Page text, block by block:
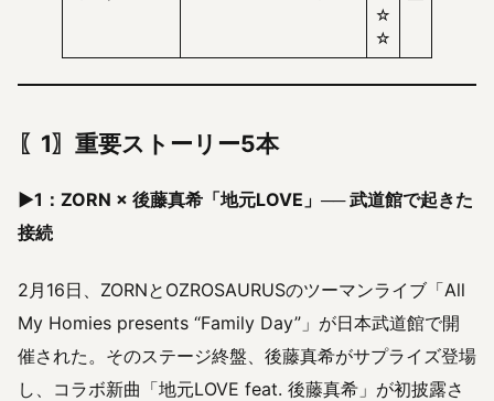
☆
☆
〖1〗重要ストーリー5本
▶1：ZORN × 後藤真希「地元LOVE」── 武道館で起きた
接続
2月16日、ZORNとOZROSAURUSのツーマンライブ「All
My Homies presents “Family Day”」が日本武道館で開
催された。そのステージ終盤、後藤真希がサプライズ登場
し、コラボ新曲「地元LOVE feat. 後藤真希」が初披露さ